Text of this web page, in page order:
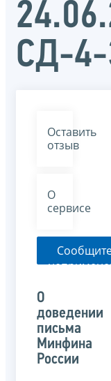
СД-4-
Оставить
отзыв
О
сервисе
письма
О
доведении
письма
Минфина
России